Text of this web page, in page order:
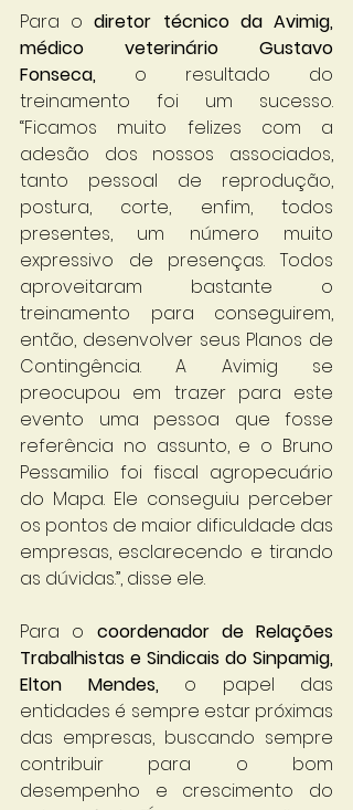
Para o diretor técnico da Avimig,
médico veterinário Gustavo
Fonseca, o resultado do
treinamento foi um sucesso.
“Ficamos muito felizes com a
adesão dos nossos associados,
tanto pessoal de reprodução,
postura, corte, enfim, todos
presentes, um número muito
expressivo de presenças. Todos
aproveitaram bastante o
treinamento para conseguirem,
então, desenvolver seus Planos de
Contingência. A Avimig se
preocupou em trazer para este
evento uma pessoa que fosse
referência no assunto, e o Bruno
Pessamilio foi fiscal agropecuário
do Mapa. Ele conseguiu perceber
os pontos de maior dificuldade das
empresas, esclarecendo e tirando
as dúvidas.”, disse ele.
Para o coordenador de Relações
Trabalhistas e Sindicais do Sinpamig,
Elton Mendes, o papel das
entidades é sempre estar próximas
das empresas, buscando sempre
contribuir para o bom
desempenho e crescimento do